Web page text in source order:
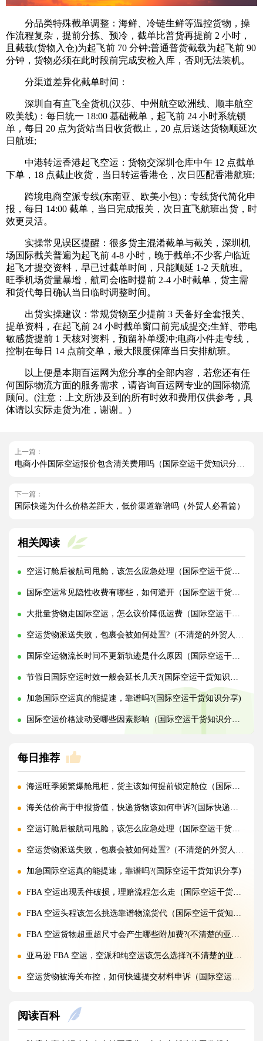
分品类特殊截单调整：海鲜、冷链生鲜等温控货物，操
作流程复杂，提前分拣、预冷，截单比普货再提前 2 小时，
且截载(货物入仓)为起飞前 70 分钟;普通普货截载为起飞前 90
分钟，货物必须在此时段前完成安检入库，否则无法装机。
分渠道差异化截单时间：
深圳自有直飞全货机(汉莎、中州航空欧洲线、顺丰航空
欧美线)：每日统一 18:00 基础截单，起飞前 24 小时系统锁
单，每日 20 点为货站当日收货截止，20 点后送达货物顺延次
日航班;
中港转运香港起飞空运：货物交深圳仓库中午 12 点截单
下单，18 点截止收货，当日转运香港仓，次日匹配香港航班;
跨境电商空派专线(东南亚、欧美小包)：专线货代简化申
报，每日 14:00 截单，当日完成报关，次日直飞航班出货，时
效更灵活。
实操常见误区提醒：很多货主混淆截单与截关，深圳机
场国际截关普遍为起飞前 4-8 小时，晚于截单;不少客户临近
起飞才提交资料，早已过截单时间，只能顺延 1-2 天航班。
旺季机场货量暴增，航司会临时提前 2-4 小时截单，货主需
和货代每日确认当日临时调整时间。
出货实操建议：常规货物至少提前 3 天备好全套报关、
提单资料，在起飞前 24 小时截单窗口前完成提交;生鲜、带电
敏感货提前 1 天核对资料，预留补单缓冲;电商小件走专线，
控制在每日 14 点前交单，最大限度保障当日安排航班。
以上便是本期百运网为您分享的全部内容，若您还有任
何国际物流方面的服务需求，请咨询百运网专业的国际物流
顾问。(注意：上文所涉及到的所有时效和费用仅供参考，具
体请以实际走货为准，谢谢。)
上一篇：
电商小件国际空运报价包含清关费用吗（国际空运干货知识分享）
下一篇：
国际快递为什么价格差距大，低价渠道靠谱吗（外贸人必看篇）
相关阅读
空运订舱后被航司甩舱，该怎么应急处理（国际空运干货知识分享）
国际空运常见隐性收费有哪些，如何避开（国际空运干货知识分享）
大批量货物走国际空运，怎么议价降低运费（国际空运干货知识分享）
空运货物派送失败，包裹会被如何处置?（不清楚的外贸人看过来）
国际空运物流长时间不更新轨迹是什么原因（国际空运干货知识分享）
节假日国际空运时效一般会延长几天?(国际空运干货知识分享)
加急国际空运真的能提速，靠谱吗?(国际空运干货知识分享)
国际空运价格波动受哪些因素影响（国际空运干货知识分享）
每日推荐
海运旺季频繁爆舱甩柜，货主该如何提前锁定舱位（国际海运干货知识分享）
海关估价高于申报货值，快递货物该如何申诉?(国际快递干货知识分享)
空运订舱后被航司甩舱，该怎么应急处理（国际空运干货知识分享）
空运货物派送失败，包裹会被如何处置?（不清楚的外贸人看过来）
加急国际空运真的能提速，靠谱吗?(国际空运干货知识分享)
FBA 空运出现丢件破损，理赔流程怎么走（国际空运干货知识分享）
FBA 空运头程该怎么挑选靠谱物流货代（国际空运干货知识分享）
FBA 空运货物超重超尺寸会产生哪些附加费?(不清楚的亚马逊卖家看过来)
亚马逊 FBA 空运，空派和纯空运该怎么选择?(不清楚的亚马逊卖家看过来)
空运货物被海关布控，如何快速提交材料申诉（国际空运干货知识分享）
国际空运低申报被海关查到，罚款比例是多少?(国际空运干货知识分享)
阅读百科